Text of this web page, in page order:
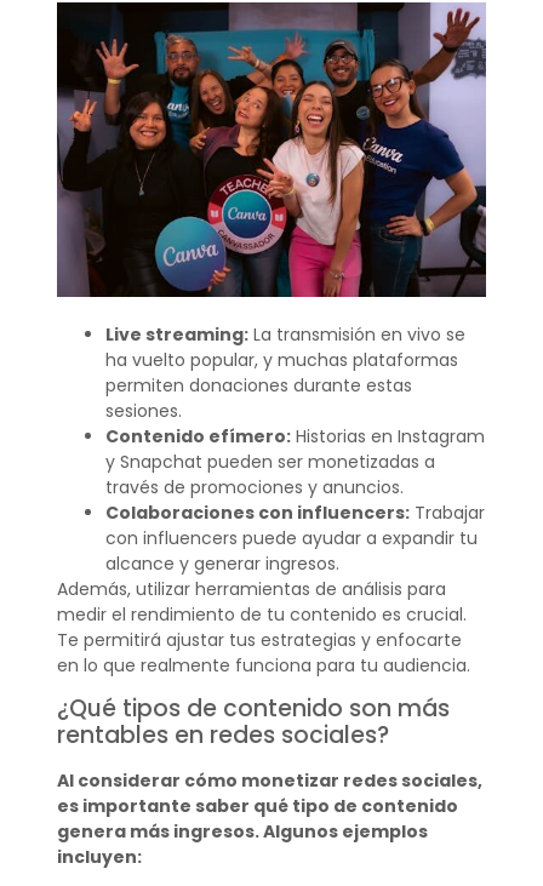
Live streaming:La transmisión en vivo se
ha vuelto popular, y muchas plataformas
permiten donaciones durante estas
sesiones.
Contenido efímero:Historias en Instagram
y Snapchat pueden ser monetizadas a
través de promociones y anuncios.
Colaboraciones con influencers:Trabajar
con influencers puede ayudar a expandir tu
alcance y generar ingresos.
Además, utilizar herramientas de análisis para
medir el rendimiento de tu contenido es crucial.
Te permitirá ajustar tus estrategias y enfocarte
en lo que realmente funciona para tu audiencia.
¿Qué tipos de contenido son más
rentables en redes sociales?
Al considerar cómo monetizar redes sociales,
es importante saber qué tipo de contenido
genera más ingresos. Algunos ejemplos
incluyen: